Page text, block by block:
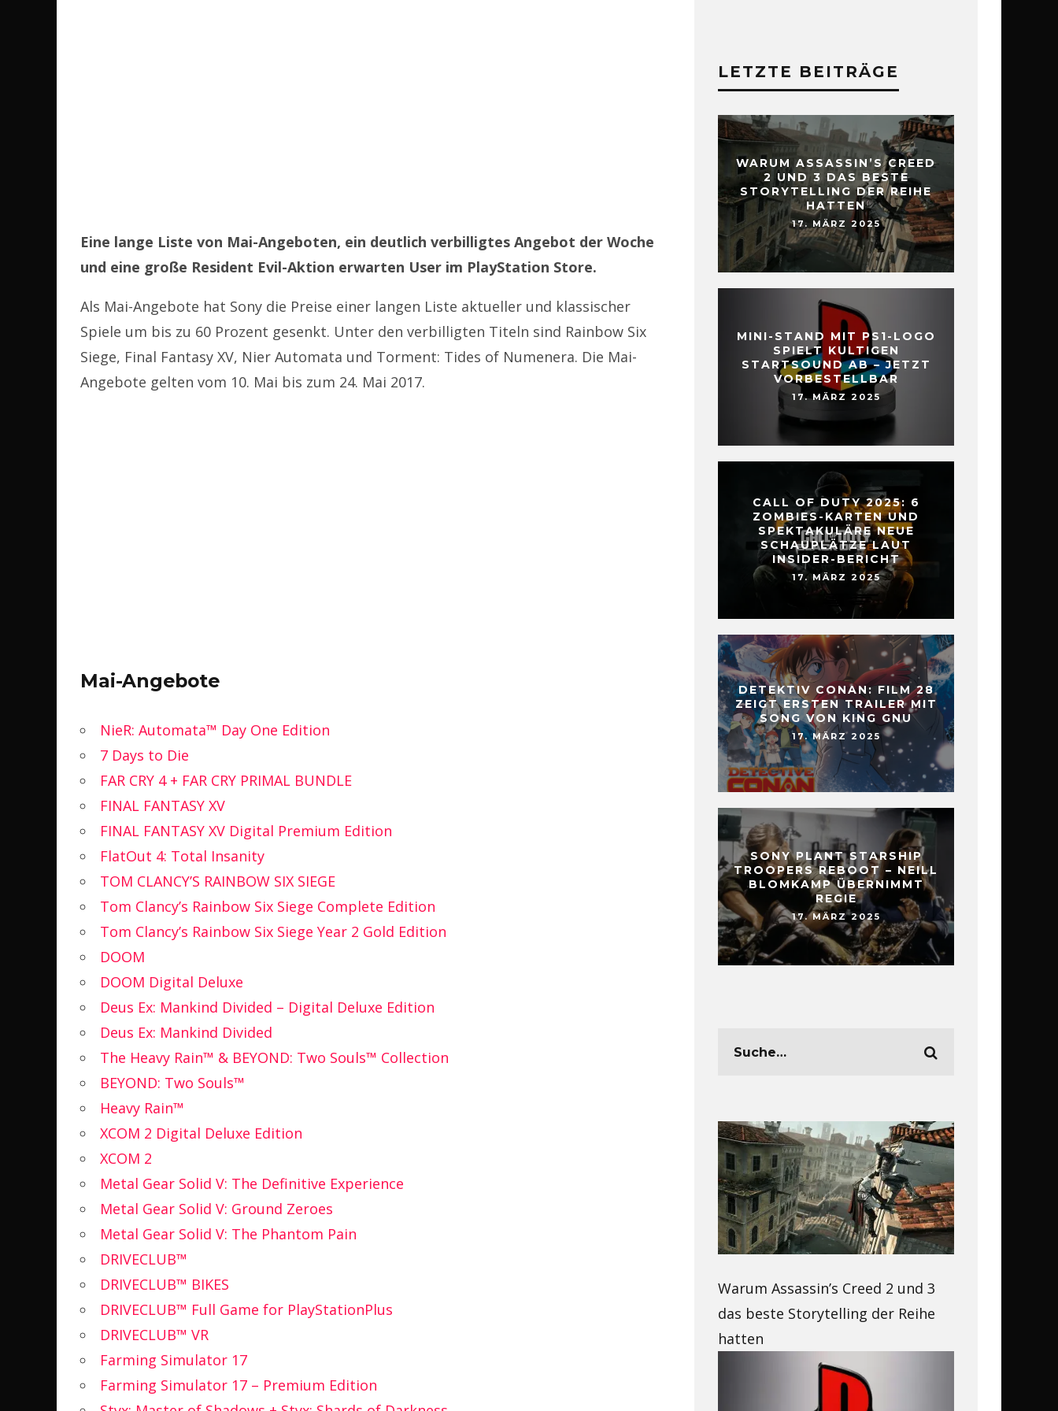
Eine lange Liste von Mai-Angeboten, ein deutlich verbilligtes Angebot der Woche
und eine große Resident Evil-Aktion erwarten User im PlayStation Store.
Als Mai-Angebote hat Sony die Preise einer langen Liste aktueller und klassischer
Spiele um bis zu 60 Prozent gesenkt. Unter den verbilligten Titeln sind Rainbow Six
Siege, Final Fantasy XV, Nier Automata und Torment: Tides of Numenera. Die Mai-
Angebote gelten vom 10. Mai bis zum 24. Mai 2017.
Mai-Angebote
NieR: Automata™ Day One Edition
7 Days to Die
FAR CRY 4 + FAR CRY PRIMAL BUNDLE
FINAL FANTASY XV
FINAL FANTASY XV Digital Premium Edition
FlatOut 4: Total Insanity
TOM CLANCY’S RAINBOW SIX SIEGE
Tom Clancy’s Rainbow Six Siege Complete Edition
Tom Clancy’s Rainbow Six Siege Year 2 Gold Edition
DOOM
DOOM Digital Deluxe
Deus Ex: Mankind Divided – Digital Deluxe Edition
Deus Ex: Mankind Divided
The Heavy Rain™ & BEYOND: Two Souls™ Collection
BEYOND: Two Souls™
Heavy Rain™
XCOM 2 Digital Deluxe Edition
XCOM 2
Metal Gear Solid V: The Definitive Experience
Metal Gear Solid V: Ground Zeroes
Metal Gear Solid V: The Phantom Pain
DRIVECLUB™
DRIVECLUB™ BIKES
DRIVECLUB™ Full Game for PlayStationPlus
DRIVECLUB™ VR
Farming Simulator 17
Farming Simulator 17 – Premium Edition
LETZTE BEITRÄGE
WARUM ASSASSIN’S CREED
2 UND 3 DAS BESTE
STORYTELLING DER REIHE
HATTEN
17. MÄRZ 2025
MINI-STAND MIT PS1-LOGO
SPIELT KULTIGEN
STARTSOUND AB – JETZT
VORBESTELLBAR
17. MÄRZ 2025
CALL OF DUTY 2025: 6
ZOMBIES-KARTEN UND
SPEKTAKULÄRE NEUE
SCHAUPLÄTZE LAUT
INSIDER-BERICHT
17. MÄRZ 2025
DETEKTIV CONAN: FILM 28
ZEIGT ERSTEN TRAILER MIT
SONG VON KING GNU
17. MÄRZ 2025
SONY PLANT STARSHIP
TROOPERS REBOOT – NEILL
BLOMKAMP ÜBERNIMMT
REGIE
17. MÄRZ 2025
Warum Assassin’s Creed 2 und 3
das beste Storytelling der Reihe
hatten